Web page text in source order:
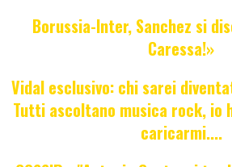
Borussia-Inter, Sanchez si
Caressa!»
Vidal esclusivo: chi sarei
Tutti ascoltano musica rock, io
caricarmi....